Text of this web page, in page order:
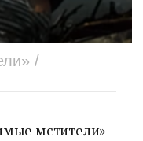
/
мстители»